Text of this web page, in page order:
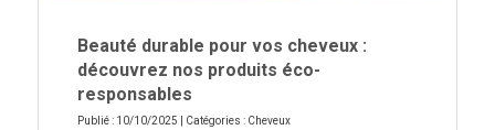
Beauté durable pour vos cheveux :
découvrez nos produits éco-
responsables
Publié : 10/10/2025 | Catégories : Cheveux